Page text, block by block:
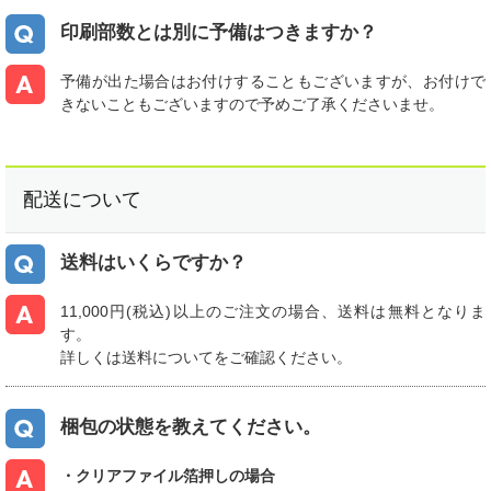
印刷部数とは別に予備はつきますか？
予備が出た場合はお付けすることもございますが、お付けで
きないこともございますので予めご了承くださいませ。
配送について
送料はいくらですか？
11,000円(税込)以上のご注文の場合、送料は無料となりま
す。
詳しくは送料についてをご確認ください。
梱包の状態を教えてください。
・クリアファイル箔押しの場合